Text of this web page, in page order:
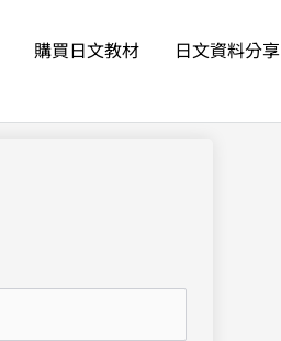
購買日文教材
日文資料分享